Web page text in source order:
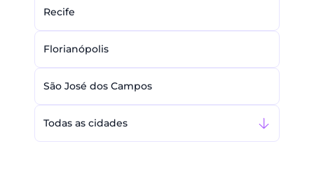
Recife
Florianópolis
São José dos Campos
Todas as cidades